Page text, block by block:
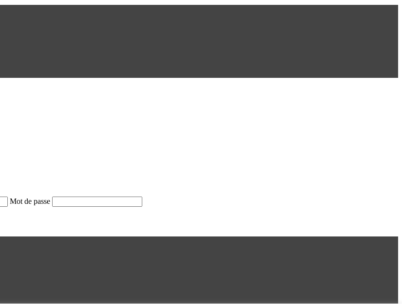
Mot de passe